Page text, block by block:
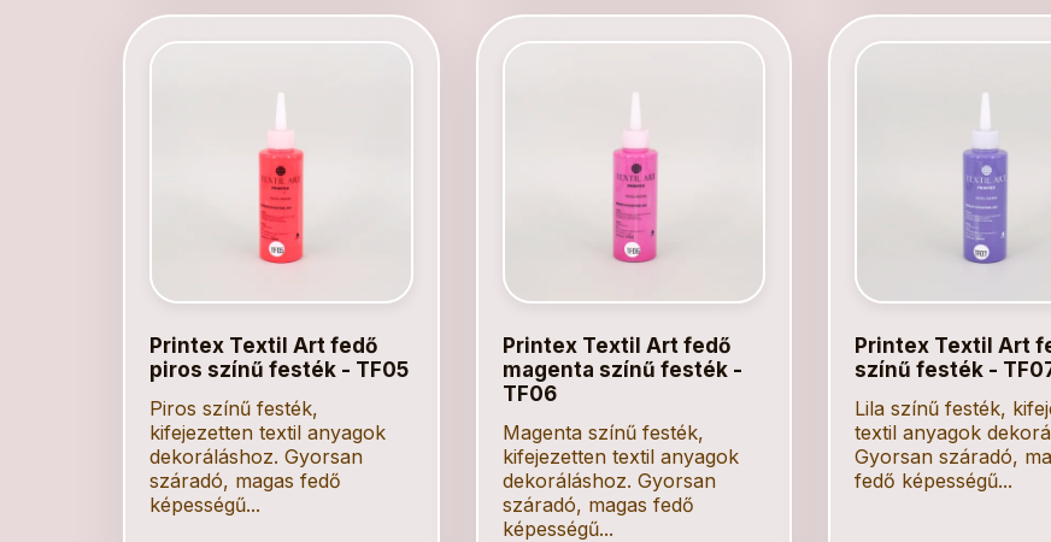
Printex Textil Art fedő
piros színű festék - TF05
Piros színű festék,
kifejezetten textil anyagok
dekoráláshoz. Gyorsan
száradó, magas fedő
képességű...
Printex Textil Art fedő
magenta színű festék -
TF06
Magenta színű festék,
kifejezetten textil anyagok
dekoráláshoz. Gyorsan
száradó, magas fedő
képességű...
Printex Textil Art
színű festék -
Lila színű festék,
textil anyagok
Gyorsan száradó,
fedő képességű...